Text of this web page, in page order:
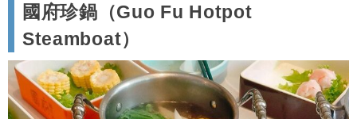
國府珍鍋（Guo Fu Hotpot
Steamboat）